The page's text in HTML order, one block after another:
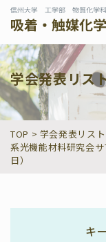
学会発表リス
TOP > 学会発表リスト
系光機能材料研究会
日）
キ